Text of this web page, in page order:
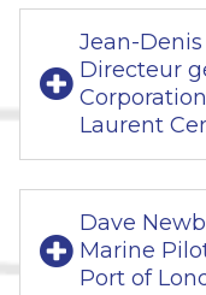
Jean-Denis
Directeur
Laurent
Dave
Marine
Port of